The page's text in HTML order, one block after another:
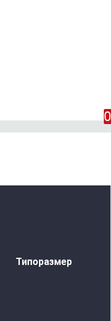
Типоразмер
0